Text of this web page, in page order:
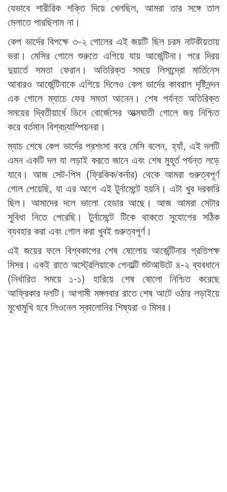
যেভাবে শারীরিক শক্তি দিয়ে খেলছিল, আমরা তার সঙ্গে তাল
মেলাতে পারছিলাম না।
কেপ ভার্দের বিপক্ষে ৩-২ গোলের এই জয়টি ছিল চরম নাটকীয়তায়
ভরা। মেসির গোলে শুরুতে এগিয়ে যায় আর্জেন্টিনা। পরে দিরয়
দুয়ার্তে সমতা ফেরান। অতিরিক্ত সময়ে লিসান্দ্রো মার্তিনেস
আবারও আর্জেন্টিনাকে এগিয়ে দিলেও কেপ ভার্দের কাবরাল দৃষ্টিনন্দন
এক গোলে ম্যাচে ফের সমতা আনেন। শেষ পর্যন্ত অতিরিক্ত
সময়ের দ্বিতীয়ার্ধে ডিনে বোর্জেসের আত্মঘাতী গোলে জয় নিশ্চিত
করে বর্তমান বিশ্বচ্যাম্পিয়নরা।
ম্যাচ শেষে কেপ ভার্দের প্রশংসা করে মেসি বলেন, হ্যাঁ, এই দলটি
এমন একটি দল যা লড়াই করতে জানে এবং শেষ মুহূর্ত পর্যন্ত লড়ে
যাবে। আজ সেট-পিস (ফ্রিকিক/কর্নার) থেকে আমরা গুরুত্বপূর্ণ
গোল পেয়েছি, যা এর আগে এই টুর্নামেন্টে হয়নি। এটা খুব দরকারি
ছিল। আমাদের দলে ভালো হেডার আছে। আজ আমরা সেটার
সুবিধা নিতে পেরেছি। টুর্নামেন্টে টিকে থাকতে সুযোগের সঠিক
ব্যবহার করা এবং গোল করা খুবই গুরুত্বপূর্ণ।
এই জয়ের ফলে বিশ্বকাপের শেষ ষোলোয় আর্জেন্টিনার প্রতিপক্ষ
মিসর। একই রাতে অস্ট্রেলিয়াকে পেনাল্টি শুটআউটে ৪-২ ব্যবধানে
(নির্ধারিত সময়ে ১-১) হারিয়ে শেষ ষোলো নিশ্চিত করেছে
আফ্রিকার দলটি। আগামী মঙ্গলবার রাতে শেষ আটে ওঠার লড়াইয়ে
মুখোমুখি হবে লিওনেল স্কালোনির শিষ্যরা ও মিসর।